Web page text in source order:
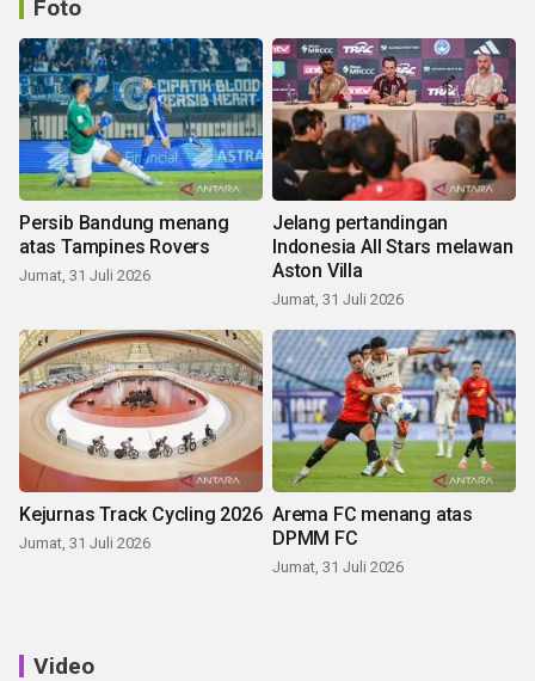
Foto
Persib Bandung menang
atas Tampines Rovers
Jumat, 31 Juli 2026
Jelang pertandingan
Indonesia All Stars melawan
Aston Villa
Jumat, 31 Juli 2026
Kejurnas Track Cycling 2026
Jumat, 31 Juli 2026
Arema FC menang atas
DPMM FC
Jumat, 31 Juli 2026
Video